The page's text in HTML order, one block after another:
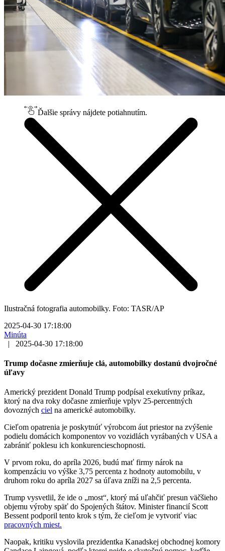
Ďalšie správy nájdete potiahnutím.
Ilustračná fotografia automobilky. Foto: TASR/AP
2025-04-30 17:18:00
Minúta
|
2025-04-30 17:18:00
Trump dočasne zmierňuje clá, automobilky dostanú dvojročné
úľavy
Americký prezident Donald Trump podpísal exekutívny príkaz,
ktorý na dva roky dočasne zmierňuje vplyv 25-percentných
dovozných ciel na americké automobilky.
Cieľom opatrenia je poskytnúť výrobcom áut priestor na zvýšenie
podielu domácich komponentov vo vozidlách vyrábaných v USA a
zabrániť poklesu ich konkurencieschopnosti.
V prvom roku, do apríla 2026, budú mať firmy nárok na
kompenzáciu vo výške 3,75 percenta z hodnoty automobilu, v
druhom roku do apríla 2027 sa úľava zníži na 2,5 percenta.
Trump vysvetlil, že ide o „most“, ktorý má uľahčiť presun väčšieho
objemu výroby späť do Spojených štátov. Minister financií Scott
Bessent podporil tento krok s tým, že cieľom je vytvoriť viac
pracovných miest.
Naopak, kritiku vyslovila prezidentka Kanadskej obchodnej komory